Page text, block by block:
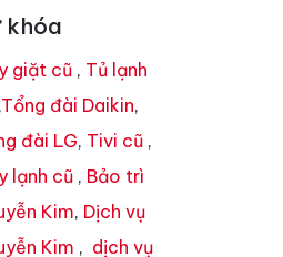
khóa
giặt cũ , Tủ lạnh
,Tổng đài Daikin,
đài LG, Tivi cũ ,
lạnh cũ , Bảo trì
Kim, Dịch vụ
Kim , dịch vụ